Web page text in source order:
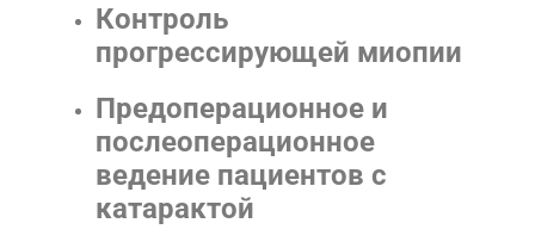
Контроль
прогрессирующей миопии
Предоперационное и
послеоперационное
ведение пациентов с
катарактой